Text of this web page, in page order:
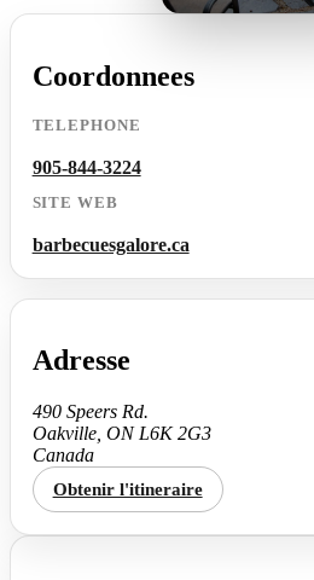
Coordonnees
TELEPHONE
905-844-3224
SITE WEB
barbecuesgalore.ca
Adresse
490 Speers Rd.
Oakville, ON L6K 2G3
Canada
Obtenir l'itineraire